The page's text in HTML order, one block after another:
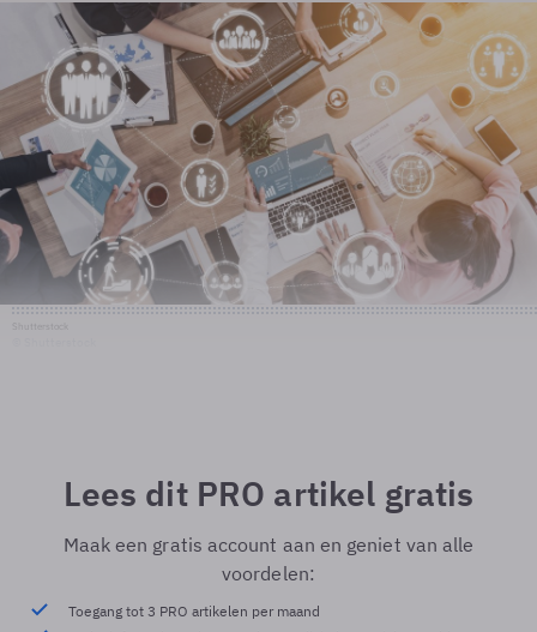
Lees dit PRO artikel gratis
Maak een gratis account aan en geniet van alle
voordelen:
Toegang tot 3 PRO artikelen per maand